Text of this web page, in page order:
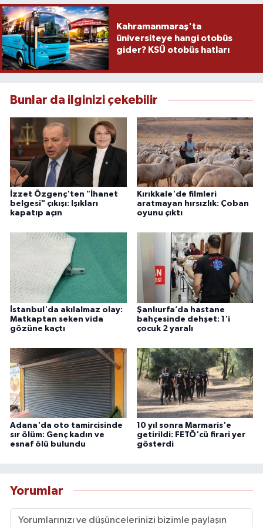
Kahramanmaraş'ta
üniversiteye hangi otobüs
gider? KSÜ otobüs hatları
Bunlar da ilginizi çekebilir
İzzet Özgenç'ten "İhanet
belgesi" çıkışı: Işıkları
kapatıp açın
Kırıkkale'de filmleri
aratmayan hırsızlık: Çoban
oyunu çıktı
İstanbul'da akılalmaz olay:
Matkaptan seken vida
gözüne kaçtı
Şanlıurfa’da hastane
bahçesinde dehşet: 1'i
çocuk 2 yaralı
Adana'da oto tamircisinde
sır ölüm: Genç kadın ve
esnaf ölü bulundu
10 yıl sonra Marmaris'e
getirildi: FETÖ'cü firari yer
gösterdi
Yorumlar